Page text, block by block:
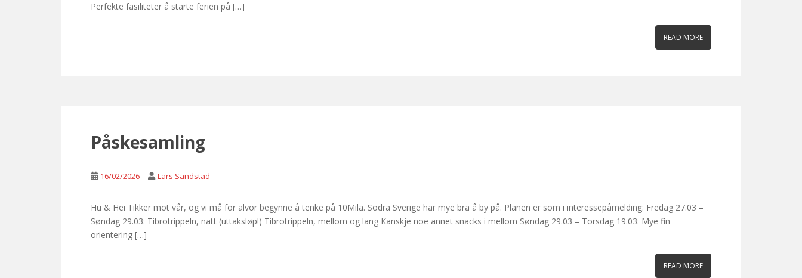
Perfekte fasiliteter å starte ferien på […]
READ MORE
Påskesamling
16/02/2026 Lars Sandstad
Hu & Hei Tikker mot vår, og vi må for alvor begynne å tenke på 10Mila. Södra Sverige har mye bra å by på. Planen er som i interessepåmelding: Fredag 27.03 –
Søndag 29.03: Tibrotrippeln, natt (uttaksløp!) Tibrotrippeln, mellom og lang Kanskje noe annet snacks i mellom Søndag 29.03 – Torsdag 19.03: Mye fin
orientering […]
READ MORE